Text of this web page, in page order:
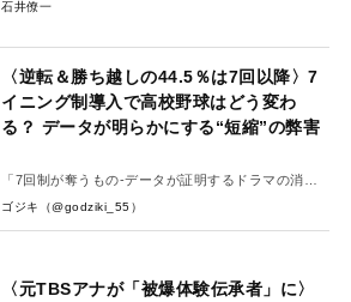
石井僚一
〈逆転＆勝ち越しの44.5％は7回以降〉7
イニング制導入で高校野球はどう変わ
る？ データが明らかにする“短縮”の弊害
「7回制が奪うもの-データが証明するドラマの消
失-」
ゴジキ（@godziki_55）
〈元TBSアナが「被爆体験伝承者」に〉